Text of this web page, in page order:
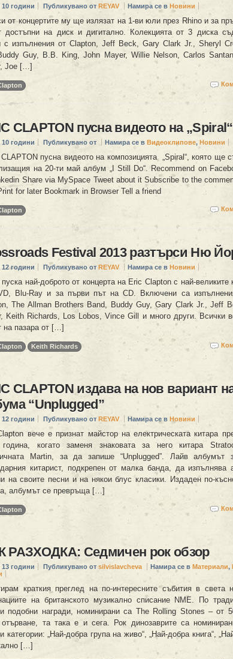
години Публикувано от REYAV Намира се в Новини
от концертите му ще излязат на 1-ви юли през Rhino и за
достъпни на диск и дигитално. Колекцията от 3 диска
с изпълнения от Clapton, Jeff Beck, Gary Clark Jr., Sheryl
Guy, B.B. King, John Mayer, Willie Nelson, Carlos
Joe […]
CLAPTON пусна видеото на „Spiral“
години Публикувано от Намира се в Видеоклипове, Новини
пусна видеото на композицията „Spiral“, която ще
на 20-ти май албум „I Still Do“. Recommend on
Share via MySpace Tweet about it Subscribe to the
for later Bookmark in Browser Tell a friend
Festival 2013 разтърси Ню
години Публикувано от REYAV Намира се в Новини
пуска най-доброто от концерта на Eric Clapton с най-великите
Blu-Ray и за първи път на CD. Включени са
The Allman Brothers Band, Buddy Guy, Gary Clark Jr., Jeff
Keith Richards, Los Lobos, Vince Gill и много други. Всички
на пазара от […]
Keith Richards
CLAPTON издава на нов вариант
“Unplugged”
години Публикувано от REYAV Намира се в Новини
вече е признат майстор на електрическата китара
година, когато заменя знаковата за него китара
Martin, за да запише “Unplugged”. Лайв албумът
китарист, подкрепен от малка банда, да изпълнява
на своите песни и на някои блус класики. Издаден по-
албумът се превръща […]
РАЗХОДКА: Седмичен рок обзор
години Публикувано от silvislavcheva Намира се в Материали,
краткия преглед на по-интересните събития в света
на британското музикално списание NME. По
подобни награди, номинирани са The Rolling Stones – от
та така е и сега. Рок динозаврите са
категории: „Най-добра група на живо“, „Най-добра книга“,
[…]